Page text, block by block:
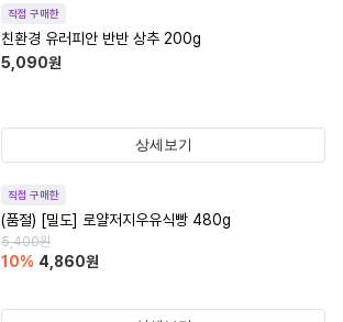
직접 구매한
친환경 유러피안 반반 상추 200g
5,090원
상세보기
직접 구매한
(품절) [밀도] 로얄저지우유식빵 480g
5,400원
10% 4,860원